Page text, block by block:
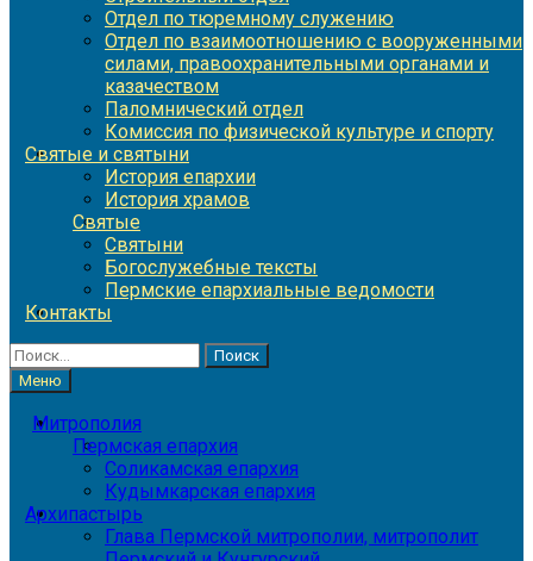
Отдел по тюремному служению
Отдел по взаимоотношению с вооруженными
силами, правоохранительными органами и
казачеством
Паломнический отдел
Комиссия по физической культуре и спорту
Святые и святыни
История епархии
История храмов
Святые
Святыни
Богослужебные тексты
Пермские епархиальные ведомости
Контакты
Найти:
Меню
Митрополия
Пермская епархия
Соликамская епархия
Кудымкарская епархия
Архипастырь
Глава Пермской митрополии, митрополит